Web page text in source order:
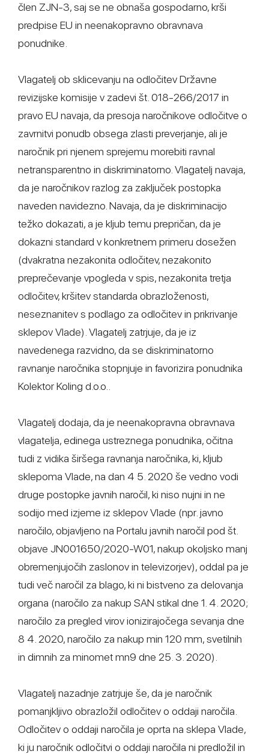
člen ZJN-3, saj se ne obnaša gospodarno, krši
predpise EU in neenakopravno obravnava
ponudnike.
Vlagatelj ob sklicevanju na odločitev Državne
revizijske komisije v zadevi št. 018-266/2017 in
pravo EU navaja, da presoja naročnikove odločitve o
zavrnitvi ponudb obsega zlasti preverjanje, ali je
naročnik pri njenem sprejemu morebiti ravnal
netransparentno in diskriminatorno. Vlagatelj navaja,
da je naročnikov razlog za zaključek postopka
naveden navidezno. Navaja, da je diskriminacijo
težko dokazati, a je kljub temu prepričan, da je
dokazni standard v konkretnem primeru dosežen
(dvakratna nezakonita odločitev, nezakonito
preprečevanje vpogleda v spis, nezakonita tretja
odločitev, kršitev standarda obrazloženosti,
neseznanitev s podlago za odločitev in prikrivanje
sklepov Vlade). Vlagatelj zatrjuje, da je iz
navedenega razvidno, da se diskriminatorno
ravnanje naročnika stopnjuje in favorizira ponudnika
Kolektor Koling d.o.o..
Vlagatelj dodaja, da je neenakopravna obravnava
vlagatelja, edinega ustreznega ponudnika, očitna
tudi z vidika širšega ravnanja naročnika, ki, kljub
sklepoma Vlade, na dan 4 5. 2020 še vedno vodi
druge postopke javnih naročil, ki niso nujni in ne
sodijo med izjeme iz sklepov Vlade (npr. javno
naročilo, objavljeno na Portalu javnih naročil pod št.
objave JN001650/2020-W01, nakup okoljsko manj
obremenjujočih zaslonov in televizorjev), oddal pa je
tudi več naročil za blago, ki ni bistveno za delovanja
organa (naročilo za nakup SAN stikal dne 1. 4. 2020;
naročilo za pregled virov ionizirajočega sevanja dne
8 4. 2020, naročilo za nakup min 120 mm, svetilnih
in dimnih za minomet mn9 dne 25. 3. 2020).
Vlagatelj nazadnje zatrjuje še, da je naročnik
pomanjkljivo obrazložil odločitev o oddaji naročila.
Odločitev o oddaji naročila je oprta na sklepa Vlade,
ki ju naročnik odločitvi o oddaji naročila ni predložil in